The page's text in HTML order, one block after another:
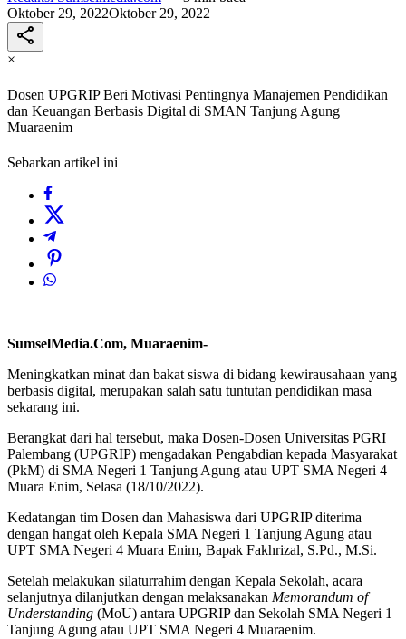
Oktober 29, 2022Oktober 29, 2022
×
Dosen UPGRIP Beri Motivasi Pentingnya Manajemen Pendidikan
dan Keuangan Berbasis Digital di SMAN Tanjung Agung
Muaraenim
Sebarkan artikel ini
SumselMedia.Com, Muaraenim-
Meningkatkan minat dan bakat siswa di bidang kewirausahaan yang
berbasis digital, merupakan salah satu tuntutan pendidikan masa
sekarang ini.
Berangkat dari hal tersebut, maka Dosen-Dosen Universitas PGRI
Palembang (UPGRIP) mengadakan Pengabdian kepada Masyarakat
(PkM) di SMA Negeri 1 Tanjung Agung atau UPT SMA Negeri 4
Muara Enim, Selasa (18/10/2022).
Kedatangan tim Dosen dan Mahasiswa dari UPGRIP diterima
dengan hangat oleh Kepala SMA Negeri 1 Tanjung Agung atau
UPT SMA Negeri 4 Muara Enim, Bapak Fakhrizal, S.Pd., M.Si.
Setelah melakukan silaturrahim dengan Kepala Sekolah, acara
selanjutnya dilanjutkan dengan melaksanakan Memorandum of
Understanding (MoU) antara UPGRIP dan Sekolah SMA Negeri 1
Tanjung Agung atau UPT SMA Negeri 4 Muaraenim.